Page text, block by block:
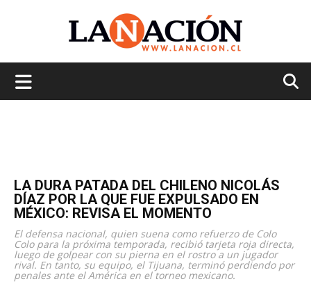
LA DURA PATADA DEL CHILENO NICOLÁS
DÍAZ POR LA QUE FUE EXPULSADO EN
MÉXICO: REVISA EL MOMENTO
El defensa nacional, quien suena como refuerzo de Colo
Colo para la próxima temporada, recibió tarjeta roja directa,
luego de golpear con su pierna en el rostro a un jugador
rival. En tanto, su equipo, el Tijuana, terminó perdiendo por
penales ante el América en el torneo mexicano.